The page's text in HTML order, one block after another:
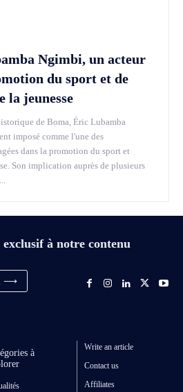
Ngimbi, un acteur
du sport et de
la jeunesse
de Boma, Éric Lubamba
imposé comme l'une des
dans la promotion du sport et
Son implication auprès de plusieurs
à notre contenu
⟶
à
Write an article
Contact us
Affiliates